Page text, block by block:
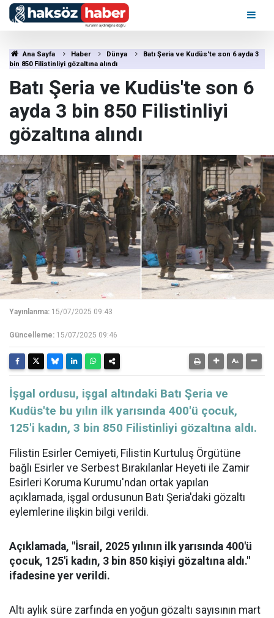
Ana Sayfa Haber Dünya
Batı Şeria ve Kudüs'te son 6 ayda 3
bin 850 Filistinliyi gözaltına alındı
Batı Şeria ve Kudüs'te son 6
ayda 3 bin 850 Filistinliyi
gözaltına alındı
Yayınlanma: 15/07/2025 09:43
Güncelleme: 15/07/2025 09:46
İşgal ordusu, işgal altındaki Batı Şeria ve
Kudüs'te bu yılın ilk yarısında 400'ü çocuk,
125'i kadın, 3 bin 850 Filistinliyi gözaltına aldı.
Filistin Esirler Cemiyeti, Filistin Kurtuluş Örgütüne
bağlı Esirler ve Serbest Bırakılanlar Heyeti ile Zamir
Esirleri Koruma Kurumu'ndan ortak yapılan
açıklamada, işgal ordusunun Batı Şeria'daki gözaltı
eylemlerine ilişkin bilgi verildi.
Açıklamada, "İsrail, 2025 yılının ilk yarısında 400'ü
çocuk, 125'i kadın, 3 bin 850 kişiyi gözaltına aldı."
ifadesine yer verildi.
Altı aylık süre zarfında en yoğun gözaltı sayısının mart